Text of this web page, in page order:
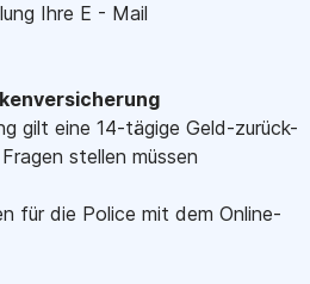
Ihre E - Mail
gilt eine 14-tägige Geld-zurück-
stellen müssen
für die Police mit dem Online-